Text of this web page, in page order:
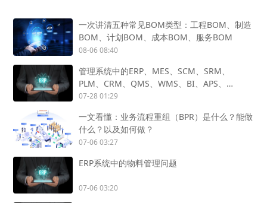
一次讲清五种常见BOM类型：工程BOM、制造
BOM、计划BOM、成本BOM、服务BOM
08-06 08:40
管理系统中的ERP、MES、SCM、SRM、
PLM、CRM、QMS、WMS、BI、APS、
SCADA、OA怎么用？
07-28 01:29
一文看懂：业务流程重组（BPR）是什么？能做
什么？以及如何做？
07-06 03:27
ERP系统中的物料管理问题
07-06 03:20